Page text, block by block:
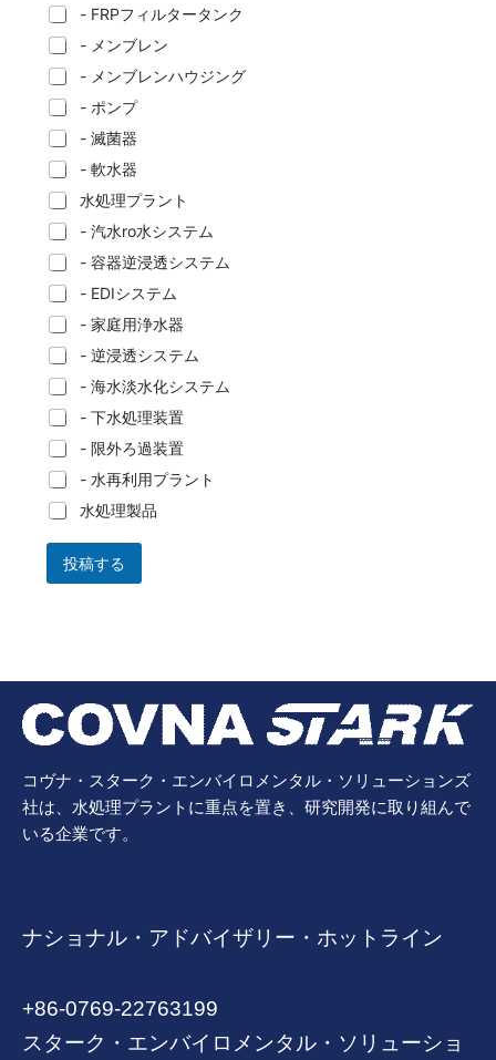
- FRPフィルタータンク
- メンブレン
- メンブレンハウジング
- ポンプ
- 滅菌器
- 軟水器
水処理プラント
- 汽水ro水システム
- 容器逆浸透システム
- EDIシステム
- 家庭用浄水器
- 逆浸透システム
- 海水淡水化システム
- 下水処理装置
- 限外ろ過装置
- 水再利用プラント
水処理製品
投稿する
コヴナ・スターク・エンバイロメンタル・ソリューションズ
社は、水処理プラントに重点を置き、研究開発に取り組んで
いる企業です。
ナショナル・アドバイザリー・ホットライン
+86-0769-22763199
スターク・エンバイロメンタル・ソリューショ